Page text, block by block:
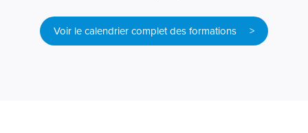
Voir le calendrier complet des formations >